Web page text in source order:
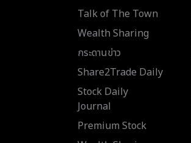
Talk of The Town
Wealth Sharing
กระดานข่าว
Share2Trade Daily
Stock Daily
Journal
Premium Stock